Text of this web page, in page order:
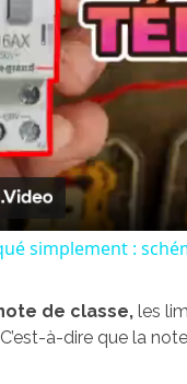
simplement :
de classe, les
à-dire que la